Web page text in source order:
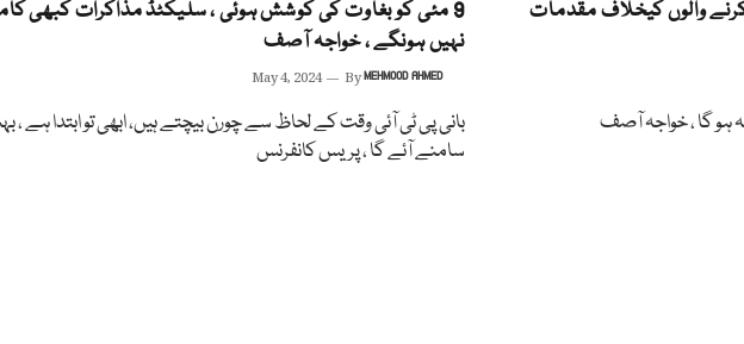
والوں کیخلاف مقدمات
9 مئی کو بغاوت کی کوشش ہوئی ، سلیکٹڈ مذاکرات کبھی
نہیں ہونگے ، خواجہ آصف
May 4, 2024 ByMEHMOOD AHMED
بانی پی ٹی آئی وقت کے لحاظ سے چورن بیچتے ہیں، ابھی تو ابتدا ہے
سامنے آئے گا ، پریس کانفرنس